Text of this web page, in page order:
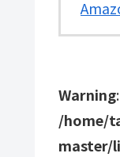
Warning
/home/
master/